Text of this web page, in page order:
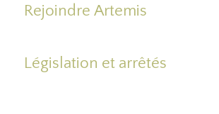
Rejoindre Artemis
Législation et arrêtés